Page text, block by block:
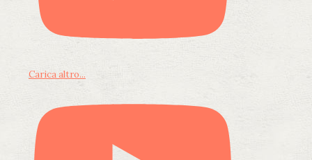
Carica altro...